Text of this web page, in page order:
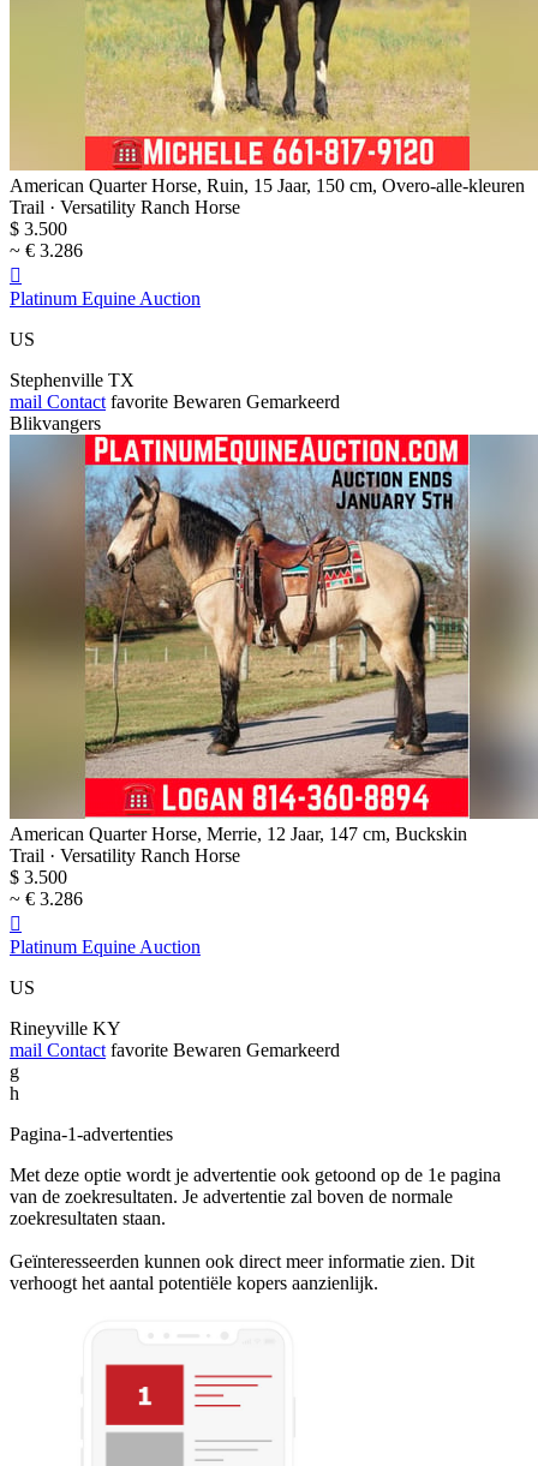
American Quarter Horse, Ruin, 15 Jaar, 150 cm, Overo-alle-kleuren
Trail · Versatility Ranch Horse
$ 3.500
~ € 3.286

Platinum Equine Auction
US
Stephenville TX
mail Contact favorite Bewaren Gemarkeerd
Blikvangers
American Quarter Horse, Merrie, 12 Jaar, 147 cm, Buckskin
Trail · Versatility Ranch Horse
$ 3.500
~ € 3.286

Platinum Equine Auction
US
Rineyville KY
mail Contact favorite Bewaren Gemarkeerd
g
h
Pagina-1-advertenties
Met deze optie wordt je advertentie ook getoond op de 1e pagina
van de zoekresultaten. Je advertentie zal boven de normale
zoekresultaten staan.
Geïnteresseerden kunnen ook direct meer informatie zien. Dit
verhoogt het aantal potentiële kopers aanzienlijk.